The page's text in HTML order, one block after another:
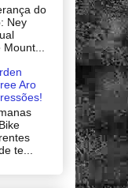
do
Ney
Aro
te...